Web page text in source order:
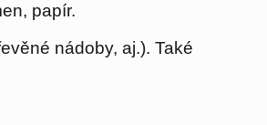
papír.
nádoby, aj.). Také